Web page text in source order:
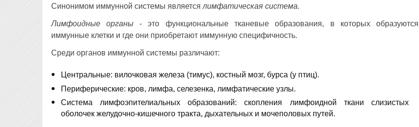
Синонимом иммунной системы является лимфатическая система.
Лимфоидные органы- это функциональные тканевые образования, в которых образуются
иммунные клетки и где они приобретают иммунную специфичность.
Среди органов иммунной системы различают:
Центральные: вилочковая железа (тимус), костный мозг, бурса (у птиц).
Периферические: кров, лимфа, селезенка, лимфатические узлы.
Система лимфоэпителиальных образований: скопления лимфоидной ткани слизистых
оболочек желудочно-кишечного тракта, дыхательных и мочеполовых путей.